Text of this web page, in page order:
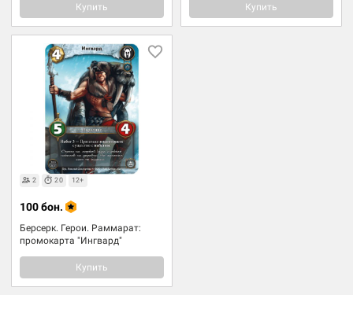
Купить Купить
2 20 12+
Берсерк. Герои. Раммарат:
промокарта "Ингвард"
100 бон.
Купить